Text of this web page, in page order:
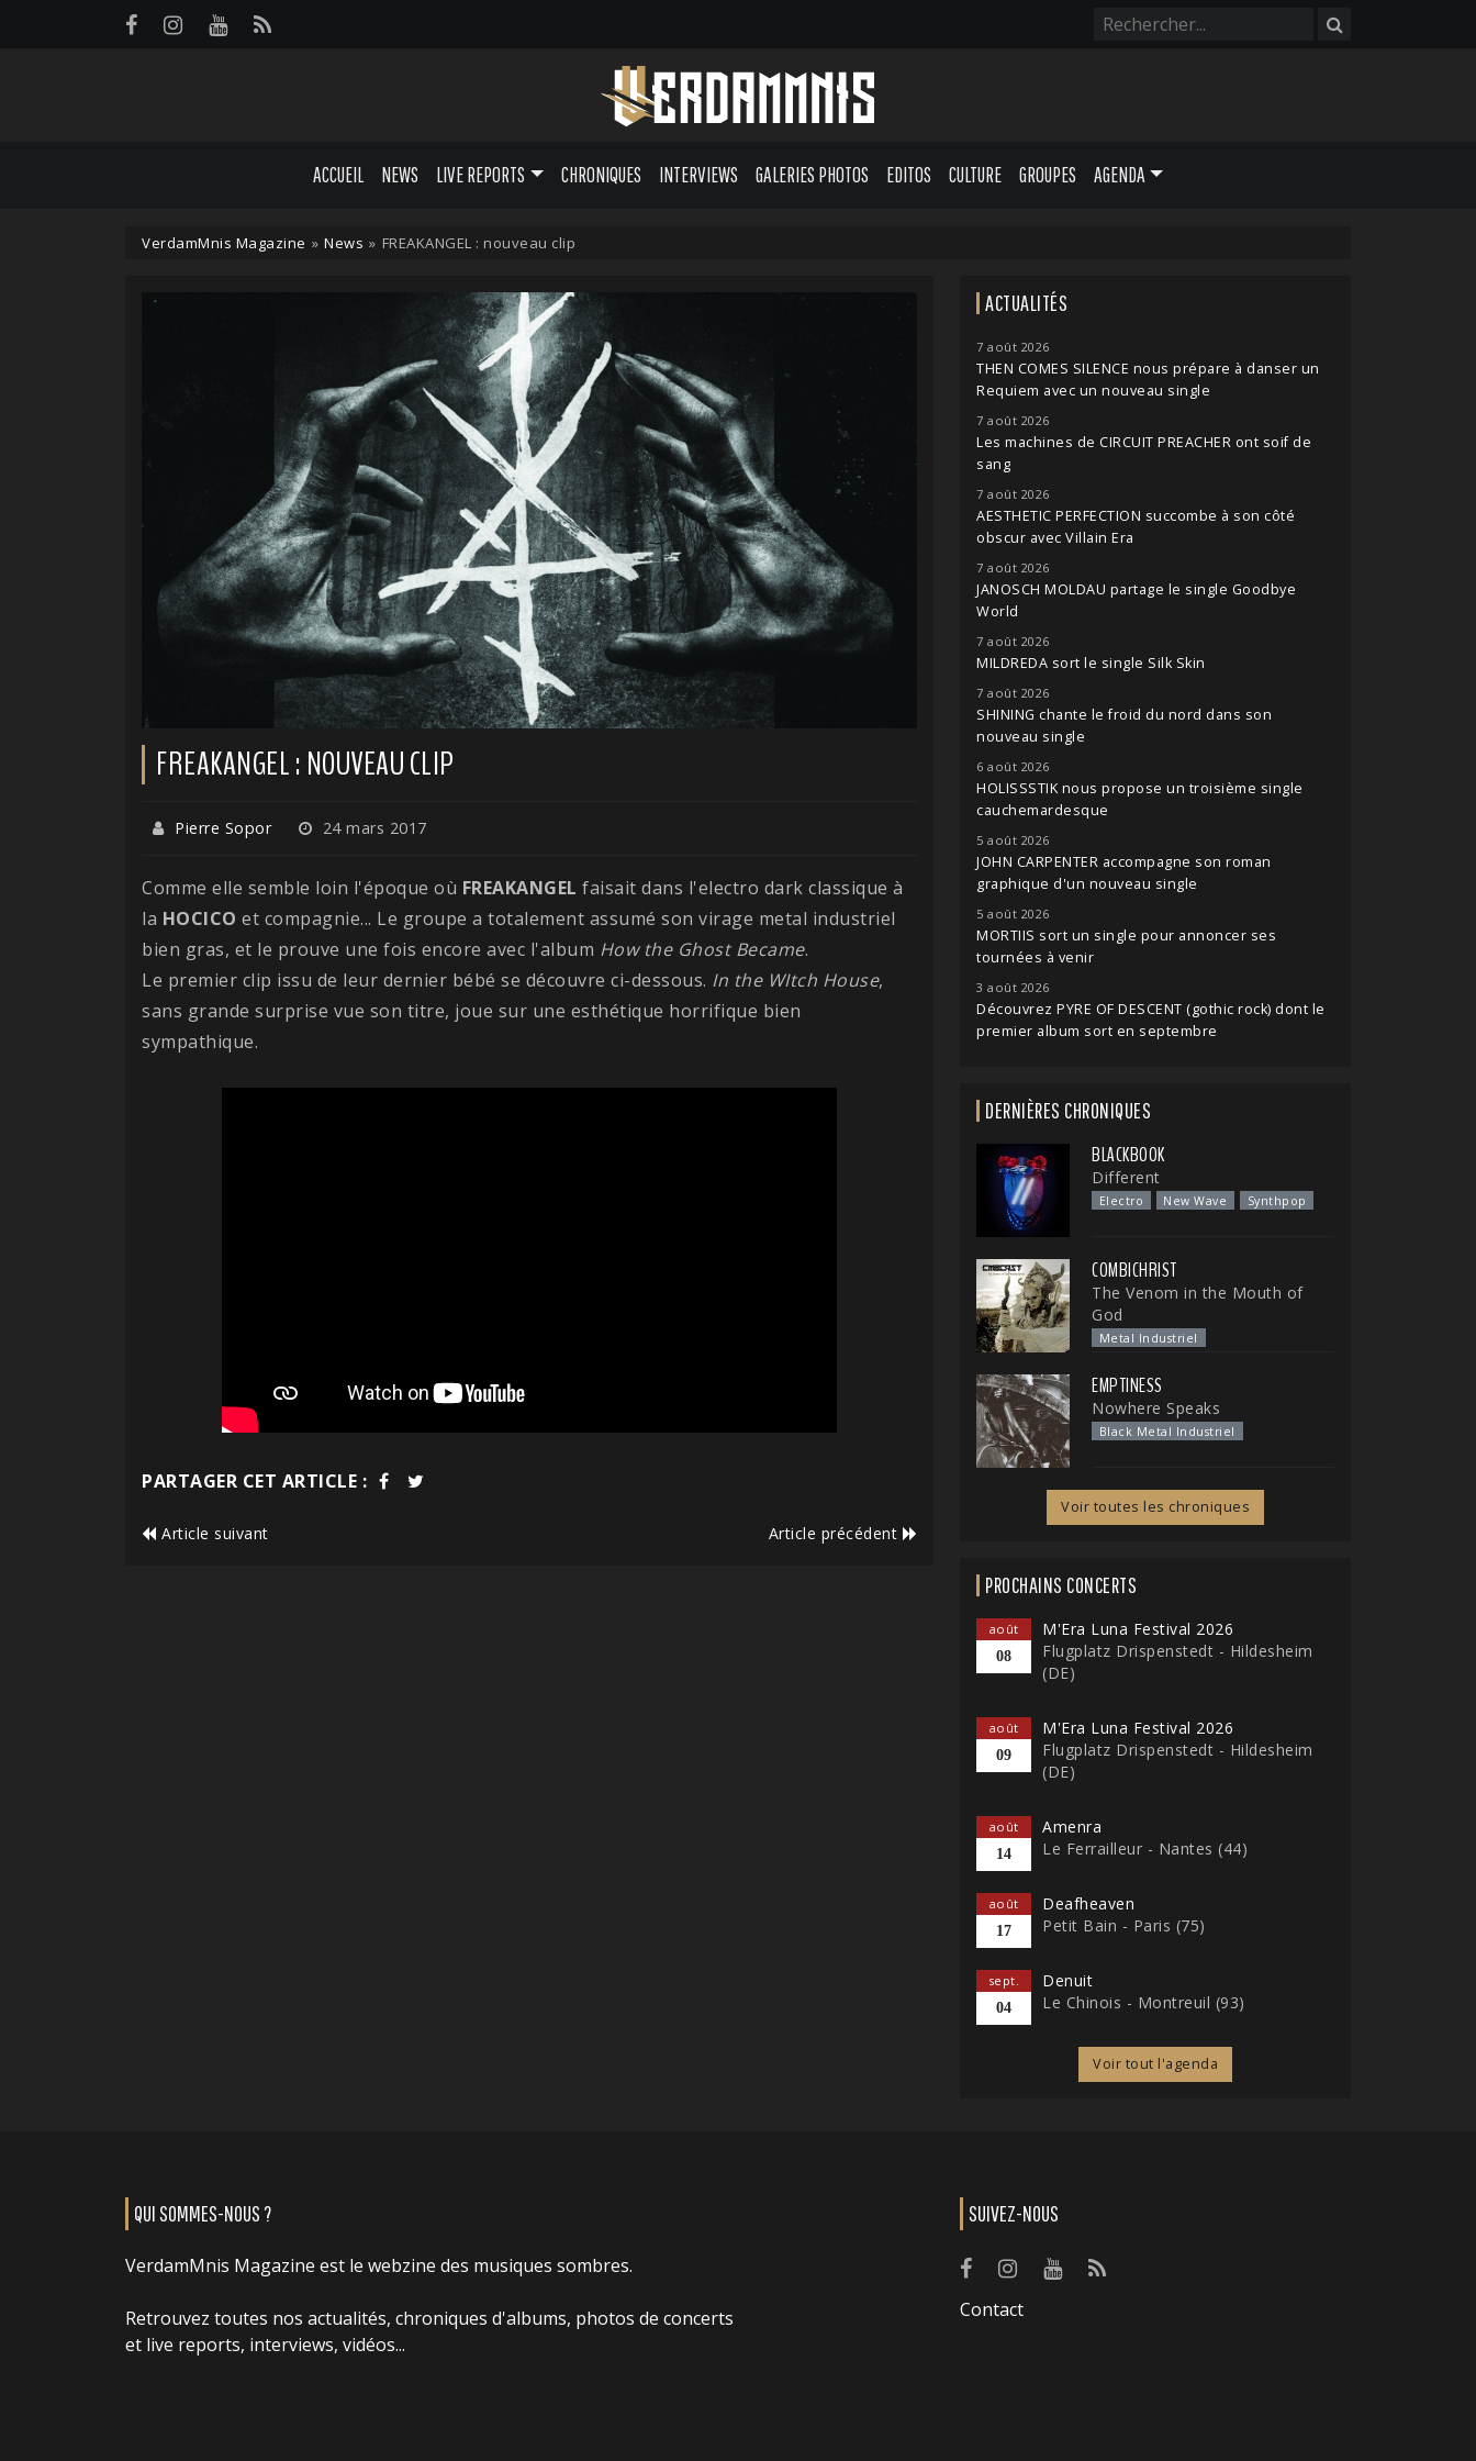
ACCUEIL NEWS LIVE REPORTS CHRONIQUES INTERVIEWS GALERIES PHOTOS EDITOS CULTURE GROUPES AGENDA
VerdamMnis Magazine » News » FREAKANGEL : nouveau clip
FREAKANGEL : NOUVEAU CLIP
Pierre Sopor 24 mars 2017
Comme elle semble loin l'époque où FREAKANGEL faisait dans l'electro dark classique à
la HOCICO et compagnie... Le groupe a totalement assumé son virage metal industriel
bien gras, et le prouve une fois encore avec l'album How the Ghost Became.
Le premier clip issu de leur dernier bébé se découvre ci-dessous. In the WItch House,
sans grande surprise vue son titre, joue sur une esthétique horrifique bien
sympathique.
PARTAGER CET ARTICLE :
Article suivant Article précédent
ACTUALITÉS
7 août 2026
THEN COMES SILENCE nous prépare à danser un
Requiem avec un nouveau single
7 août 2026
Les machines de CIRCUIT PREACHER ont soif de
sang
7 août 2026
AESTHETIC PERFECTION succombe à son côté
obscur avec Villain Era
7 août 2026
JANOSCH MOLDAU partage le single Goodbye
World
7 août 2026
MILDREDA sort le single Silk Skin
7 août 2026
SHINING chante le froid du nord dans son
nouveau single
6 août 2026
HOLISSSTIK nous propose un troisième single
cauchemardesque
5 août 2026
JOHN CARPENTER accompagne son roman
graphique d'un nouveau single
5 août 2026
MORTIIS sort un single pour annoncer ses
tournées à venir
3 août 2026
Découvrez PYRE OF DESCENT (gothic rock) dont le
premier album sort en septembre
DERNIÈRES CHRONIQUES
BLACKBOOK
Different
Electro New Wave Synthpop
COMBICHRIST
The Venom in the Mouth of
God
Metal Industriel
EMPTINESS
Nowhere Speaks
Black Metal Industriel
Voir toutes les chroniques
PROCHAINS CONCERTS
août
08
M'Era Luna Festival 2026
Flugplatz Drispenstedt - Hildesheim
(DE)
août
09
M'Era Luna Festival 2026
Flugplatz Drispenstedt - Hildesheim
(DE)
août
14
Amenra
Le Ferrailleur - Nantes (44)
août
17
Deafheaven
Petit Bain - Paris (75)
sept.
04
Denuit
Le Chinois - Montreuil (93)
Voir tout l'agenda
QUI SOMMES-NOUS ?
VerdamMnis Magazine est le webzine des musiques sombres.
Retrouvez toutes nos actualités, chroniques d'albums, photos de concerts
et live reports, interviews, vidéos...
SUIVEZ-NOUS
Contact
Panneau de gestion des cookies